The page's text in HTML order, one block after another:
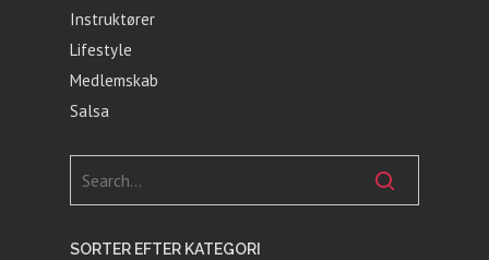
Instruktører
Lifestyle
Medlemskab
Salsa
SORTER EFTER KATEGORI